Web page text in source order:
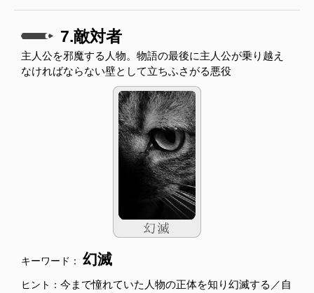
7.敵対者
主人公を邪魔する人物。物語の最後に主人公が乗り越え
なければならない壁として立ちふさがる悪役
キーワード： 幻滅
ヒント： 今まで憧れていた人物の正体を知り幻滅する／自